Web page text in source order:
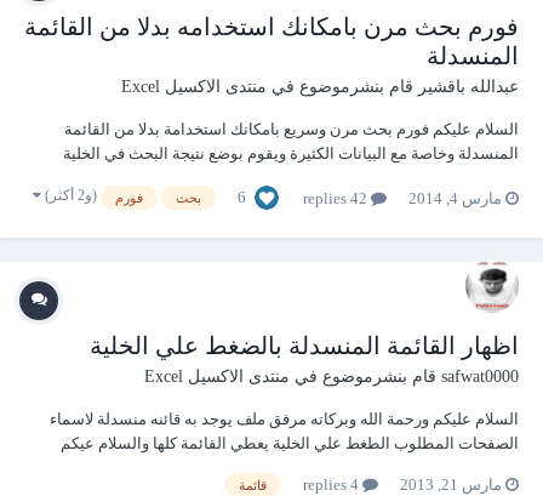
فورم بحث مرن بامكانك استخدامه بدلا من القائمة
المنسدلة
عبدالله باقشير قام بنشرموضوع في منتدى الاكسيل Excel
السلام عليكم فورم بحث مرن وسريع بامكانك استخدامة بدلا من القائمة
المنسدلة وخاصة مع البيانات الكثيرة ويقوم بوضع نتيجة البحث في الخلية
في الملف ما عليك سوى تضيف كود لفتح الفورم وتغيير نطاق البحث فيه مثلا
مارس 4, 2014 6 بحث فورم (و2 أكثر)
اظهار القائمة المنسدلة بالضغط علي الخلية
safwat0000 قام بنشرموضوع في منتدى الاكسيل Excel
السلام عليكم ورحمة الله وبركاته مرفق ملف يوجد به قائنه منسدلة لاسماء
الصفحات المطلوب الطغط علي الخلية يعطي القائمة كلها والسلام عيكم
مارس 21, 2013
قائمة